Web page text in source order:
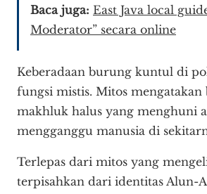
Baca juga: East Java local
Moderator” secara online
Keberadaan burung kuntul di
fungsi mistis. Mitos
makhluk halus yang menghuni
mengganggu manusia di
Terlepas dari mitos yang
terpisahkan dari identitas Alun-